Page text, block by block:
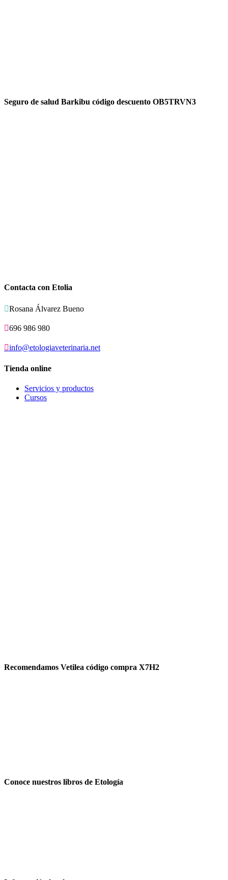
Seguro de salud Barkibu código descuento OB5TRVN3
Contacta con Etolia
Rosana Álvarez Bueno
696 986 980
info@etologiaveterinaria.net
Tienda online
Servicios y productos
Cursos
Recomendamos Vetilea código compra X7H2
Conoce nuestros libros de Etología